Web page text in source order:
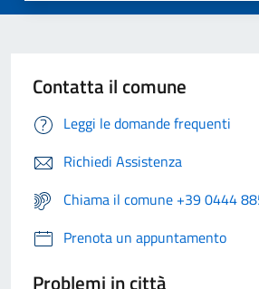
Contatta il comune
Leggi le domande frequenti
Richiedi Assistenza
Chiama il comune +39 0444
Prenota un appuntamento
Problemi in città